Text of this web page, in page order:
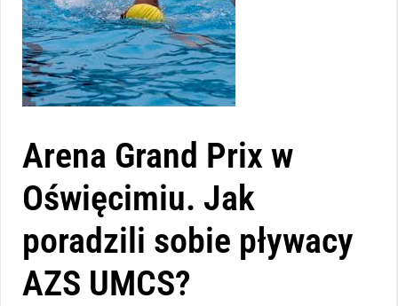
Arena Grand Prix w
Oświęcimiu. Jak
poradzili sobie pływacy
AZS UMCS?